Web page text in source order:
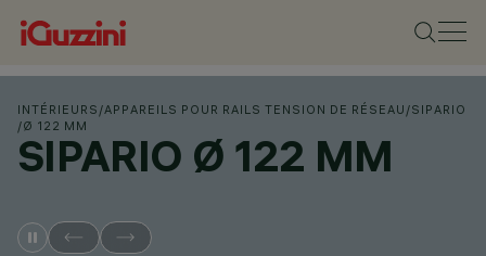
INTÉRIEURS /APPAREILS POUR RAILS TENSION DE RÉSEAU /SIPARIO
/Ø 122 MM
SIPARIO Ø 122 MM